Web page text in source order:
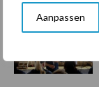
Aanpassen